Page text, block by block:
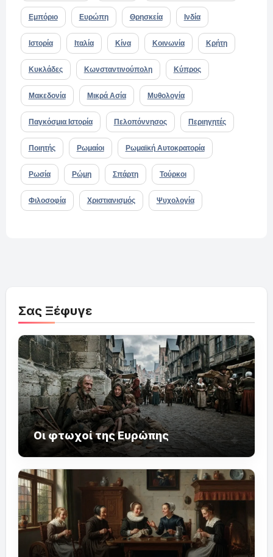
Εμπόριο Ευρώπη Θρησκεία Ινδία
Ιστορία Ιταλία Κίνα Κοινωνία Κρήτη
Κυκλάδες Κωνσταντινούπολη Κύπρος
Μακεδονία Μικρά Ασία Μυθολογία
Παγκόσμια Ιστορία Πελοπόννησος Περιηγητές
Ποιητής Ρωμαίοι Ρωμαϊκή Αυτοκρατορία
Ρωσία Ρώμη Σπάρτη Τούρκοι
Φιλοσοφία Χριστιανισμός Ψυχολογία
Σας Ξέφυγε
Οι φτωχοί της Ευρώπης